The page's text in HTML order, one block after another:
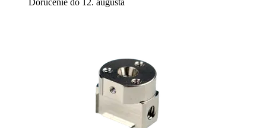
Doručenie do 12. augusta